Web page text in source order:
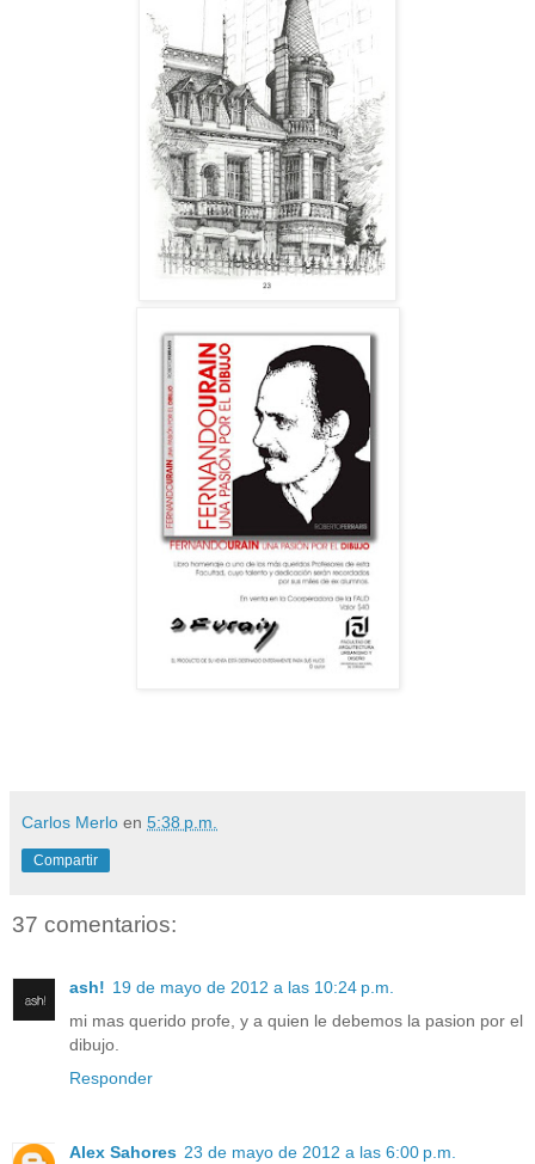
Carlos Merlo en 5:38 p.m.
Compartir
37 comentarios:
ash! 19 de mayo de 2012 a las 10:24 p.m.
mi mas querido profe, y a quien le debemos la pasion por el
dibujo.
Responder
Alex Sahores 23 de mayo de 2012 a las 6:00 p.m.